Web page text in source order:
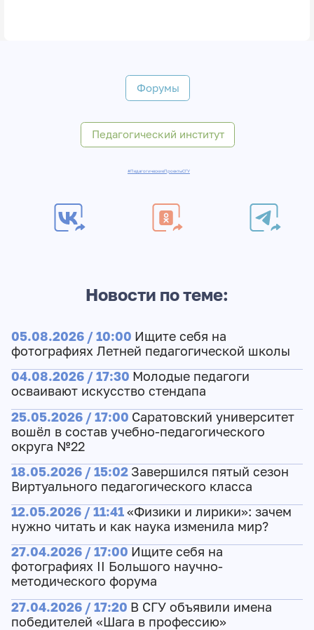
Форумы
Педагогический институт
#ПедагогическиеПроектыСГУ
Новости по теме:
05.08.2026 / 10:00 Ищите себя на
фотографиях Летней педагогической школы
04.08.2026 / 17:30 Молодые педагоги
осваивают искусство стендапа
25.05.2026 / 17:00 Саратовский университет
вошёл в состав учебно-педагогического
округа №22
18.05.2026 / 15:02 Завершился пятый сезон
Виртуального педагогического класса
12.05.2026 / 11:41«Физики и лирики»: зачем
нужно читать и как наука изменила мир?
27.04.2026 / 17:00 Ищите себя на
фотографиях II Большого научно-
методического форума
27.04.2026 / 17:20 В СГУ объявили имена
победителей «Шага в профессию»